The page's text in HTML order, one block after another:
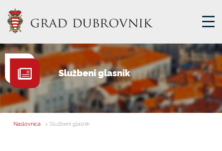
GRADSKA UPRAVA
GRADONAČELNIK
MJESNA SAMOUPRAVA
Službeni glasnik
Naslovnica > Službeni glasnik